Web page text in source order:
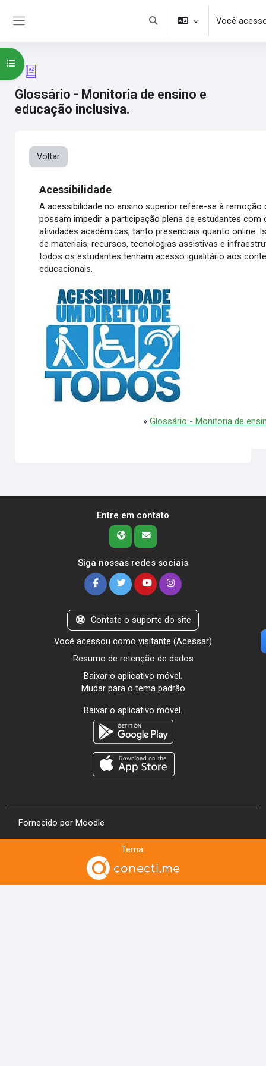
Alternar entrada de pesquisa
Você
Glossário - Monitoria de ensino e
educação inclusiva.
Abrir índice do curso
Voltar
Acessibilidade
A acessibilidade no ensino superior refere-se à remoção
possam impedir a participação plena de estudantes com
atividades acadêmicas, tanto presenciais quanto online.
de materiais, recursos, tecnologias assistivas e
todos os estudantes tenham acesso igualitário aos
educacionais.
» Glossário - Monitoria de
Entre em contato
Siga nossas redes sociais
Contate o suporte do site
Você acessou como visitante (Acessar)
Resumo de retenção de dados
Baixar o aplicativo móvel.
Mudar para o tema padrão
Baixar o aplicativo móvel.
Fornecido por Moodle
Tema: